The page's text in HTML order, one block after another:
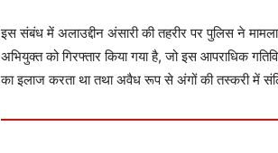
इस संबंध में अलाउद्दीन अंसारी की तहरीर पर पुलिस ने
अभियुक्त को गिरफ्तार किया गया है, जो इस आपराधिक
का इलाज करता था तथा अवैध रूप से अंगों की तस्करी में